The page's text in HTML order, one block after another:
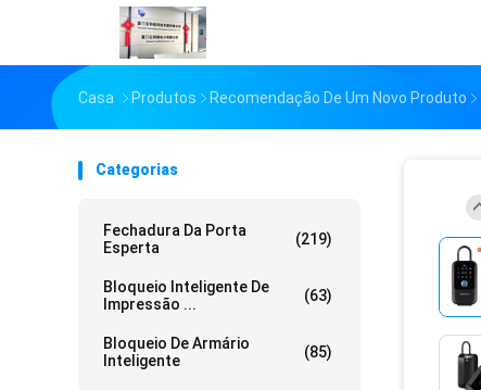
Casa Produtos Recomendação De Um Novo Produto
Categorias
Fechadura Da Porta
Esperta
(219)
Bloqueio Inteligente De
Impressão ...
(63)
Bloqueio De Armário
Inteligente
(85)